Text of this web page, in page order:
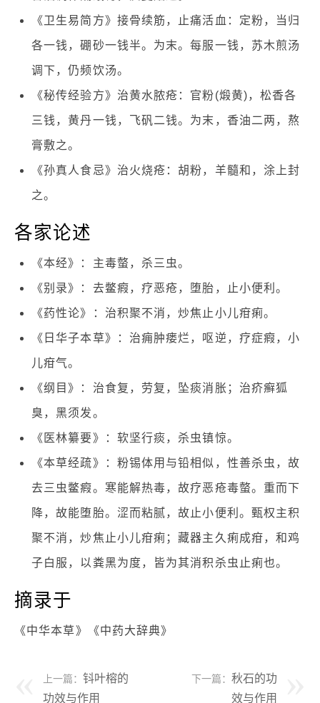
《卫生易简方》接骨续筋，止痛活血：定粉，当归
各一钱，硼砂一钱半。为末。每服一钱，苏木煎汤
调下，仍频饮汤。
《秘传经验方》治黄水脓疮：官粉(煅黄)，松香各
三钱，黄丹一钱，飞矾二钱。为末，香油二两，熬
膏敷之。
《孙真人食忌》治火烧疮：胡粉，羊髓和，涂上封
之。
各家论述
《本经》：主毒螫，杀三虫。
《别录》：去鳖瘕，疗恶疮，堕胎，止小便利。
《药性论》：治积聚不消，炒焦止小儿疳痢。
《日华子本草》：治痈肿瘘烂，呕逆，疗症瘕，小
儿疳气。
《纲目》：治食复，劳复，坠痰消胀；治疥癣狐
臭，黑须发。
《医林纂要》：软坚行痰，杀虫镇惊。
《本草经疏》：粉锡体用与铅相似，性善杀虫，故
去三虫鳖瘕。寒能解热毒，故疗恶疮毒螫。重而下
降，故能堕胎。涩而粘腻，故止小便利。甄权主积
聚不消，炒焦止小儿疳痢；藏器主久痢成疳，和鸡
子白服，以粪黑为度，皆为其消积杀虫止痢也。
摘录于
《中华本草》《中药大辞典》
上一篇： 钭叶榕的
功效与作用
下一篇： 秋石的功
效与作用